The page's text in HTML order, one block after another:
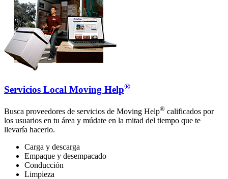
Servicios Local Moving Help®
Busca proveedores de servicios de Moving Help® calificados por
los usuarios en tu área y múdate en la mitad del tiempo que te
llevaría hacerlo.
Carga y descarga
Empaque y desempacado
Conducción
Limpieza